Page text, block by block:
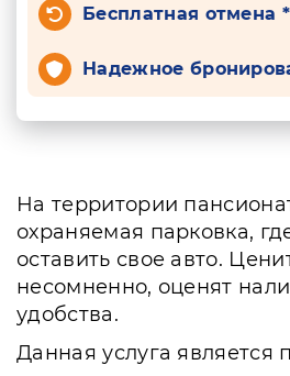
Бесплатная отмена *
Надежное
На территории
охраняемая парковка,
оставить свое авто.
несомненно, оценят
удобства.
Данная услуга является